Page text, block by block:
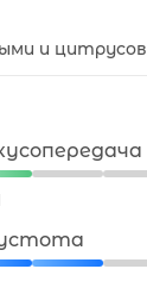
и